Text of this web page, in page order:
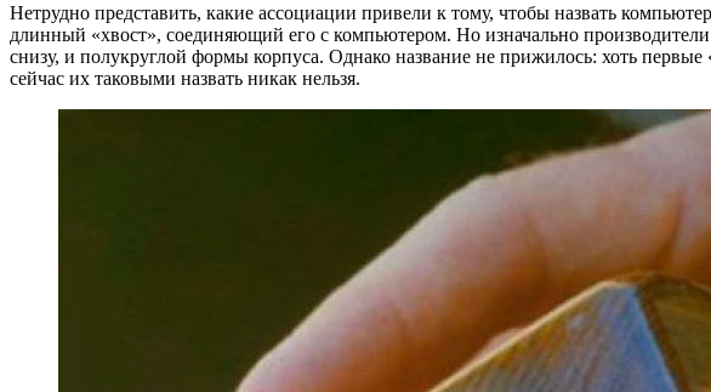
Нетрудно представить, какие ассоциации привели к тому, чтобы назвать
длинный «хвост», соединяющий его с компьютером. Но изначально
снизу, и полукруглой формы корпуса. Однако название не прижилось: хоть
сейчас их таковыми назвать никак нельзя.